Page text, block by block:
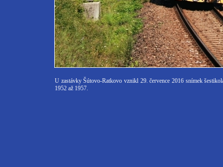
U zastávky Šútovo-Ratkovo vznikl 29. července 2016 snímek
1952 až 1957.